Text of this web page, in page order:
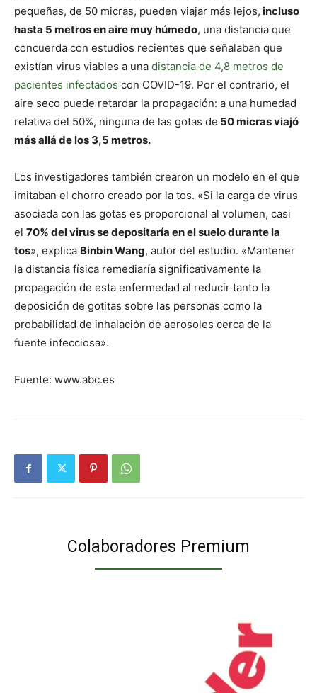
pequeñas, de 50 micras, pueden viajar más lejos, incluso
hasta 5 metros en aire muy húmedo, una distancia que
concuerda con estudios recientes que señalaban que
existían virus viables a una distancia de 4,8 metros de
pacientes infectados con COVID-19. Por el contrario, el
aire seco puede retardar la propagación: a una humedad
relativa del 50%, ninguna de las gotas de 50 micras viajó
más allá de los 3,5 metros.
Los investigadores también crearon un modelo en el que
imitaban el chorro creado por la tos. «Si la carga de virus
asociada con las gotas es proporcional al volumen, casi
el 70% del virus se depositaría en el suelo durante la
tos», explica Binbin Wang, autor del estudio. «Mantener
la distancia física remediaría significativamente la
propagación de esta enfermedad al reducir tanto la
deposición de gotitas sobre las personas como la
probabilidad de inhalación de aerosoles cerca de la
fuente infecciosa».
Fuente: www.abc.es
Colaboradores Premium